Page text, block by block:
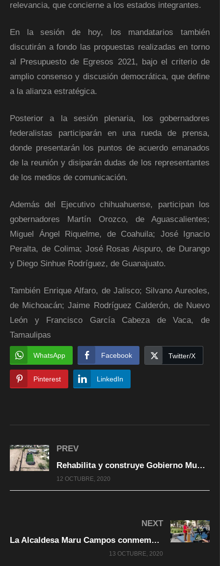
relevancia, que concierne a los estados integrantes.
En la sesión de hoy, los mandatarios también
discutirán a fondo las propuestas realizadas en torno
al Presupuesto de Egresos 2021, bajo el criterio de
amplio consenso y discusión democrática, que define
a la alianza estratégica.
Posterior a la sesión plenaria, los gobernadores
federalistas participarán en una rueda de prensa,
donde presentarán los puntos de acuerdo emanados
de la reunión y disiparán dudas de los representantes
de los medios de comunicación.
Además del Ejecutivo chihuahuense, participan los
gobernadores Martín Orozco, de Aguascalientes;
Miguel Ángel Riquelme, de Coahuila; José Ignacio
Peralta, de Colima; José Rosas Aispuro, de Durango
y Diego Sinhue Rodríguez, de Guanajuato.
También Enrique Alfaro, de Jalisco; Silvano Aureoles,
de Michoacán; Jaime Rodríguez Calderón, de Nuevo
León y Francisco García Cabeza de Vaca, de
Tamaulipas
WhatsApp Facebook Twitter/X
Pinterest LinkedIn
PREV
Rehabilita y construye Gobierno Municipal nuevas canchas de fútbol rápido en la ciudad
12 OCTUBRE, 2020
NEXT
La Alcaldesa Maru Campos conmemoró el 311 aniversario fundacional de ChihuahuaCapital
13 OCTUBRE, 2020